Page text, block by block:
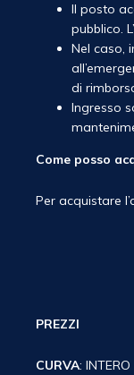
Il posto
pubblico.
Nel caso,
di
Ingresso
Come posso
Per acquistare
PREZZI
CURVA: